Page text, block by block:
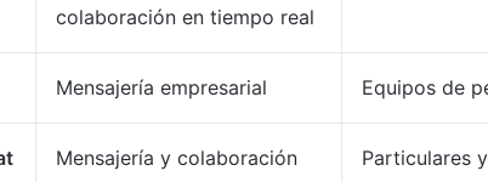
colaboración en tiempo real
Mensajería empresarial Equipos de
Mensajería y colaboración Particulares